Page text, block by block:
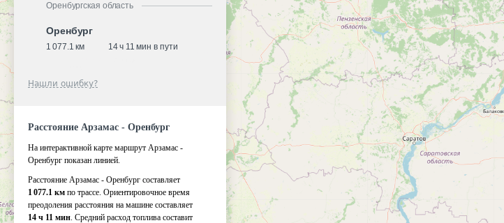
Оренбургская область
Оренбург
1 077.1 км 14 ч 11 мин в пути
Нашли ошибку?
Расстояние Арзамас - Оренбург
На интерактивной карте маршрут Арзамас -
Оренбург показан линией.
Расстояние Арзамас - Оренбург составляет
1 077.1 км по трассе. Ориентировочное время
преодоления расстояния на машине составляет
14 ч 11 мин. Средний расход топлива составит